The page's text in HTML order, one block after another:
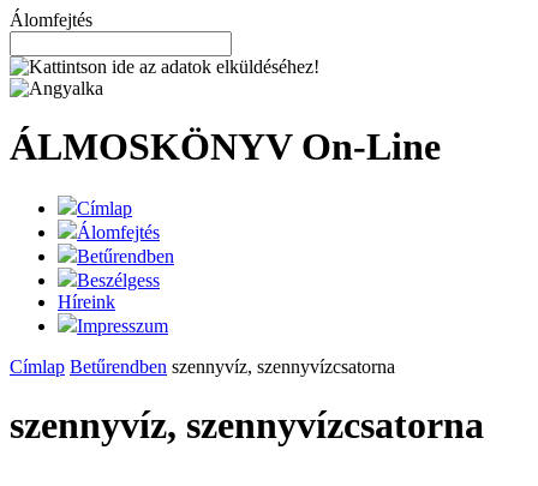
Álomfejtés
ÁLMOSKÖNYV On-Line
Címlap
Álomfejtés
Betűrendben
Beszélgess
Híreink
Impresszum
Címlap Betűrendben szennyvíz, szennyvízcsatorna
szennyvíz, szennyvízcsatorna